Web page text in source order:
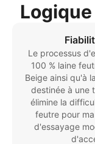
Le processus
100 % laine
Beige ainsi qu'à
destinée à une
élimine la
feutre pour
d'essayage